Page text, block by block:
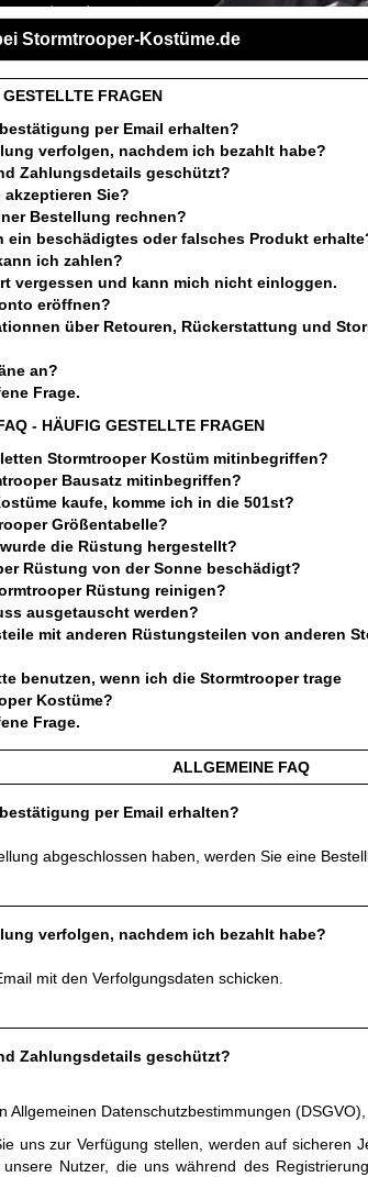
Stormtrooper-Kostüme.de
FRAGEN
per Email erhalten?
verfolgen, nachdem ich bezahlt habe?
Zahlungsdetails geschützt?
Sie?
Bestellung rechnen?
ein beschädigtes oder falsches Produkt
ich zahlen?
vergessen und kann mich nicht einloggen.
eröffnen?
über Retouren, Rückerstattung und
an?
Frage.
- HÄUFIG GESTELLTE FRAGEN
Stormtrooper Kostüm mitinbegriffen?
Bausatz mitinbegriffen?
kaufe, komme ich in die 501st?
Größentabelle?
die Rüstung hergestellt?
Rüstung von der Sonne beschädigt?
Rüstung reinigen?
ausgetauscht werden?
mit anderen Rüstungsteilen von anderen
benutzen, wenn ich die Stormtrooper trage
Kostüme?
Frage.
ALLGEMEINE FAQ
per Email erhalten?
abgeschlossen haben, werden Sie eine
verfolgen, nachdem ich bezahlt habe?
mit den Verfolgungsdaten schicken.
Zahlungsdetails geschützt?
Allgemeinen Datenschutzbestimmungen
uns zur Verfügung stellen, werden auf sicheren
Nutzer, die uns während des